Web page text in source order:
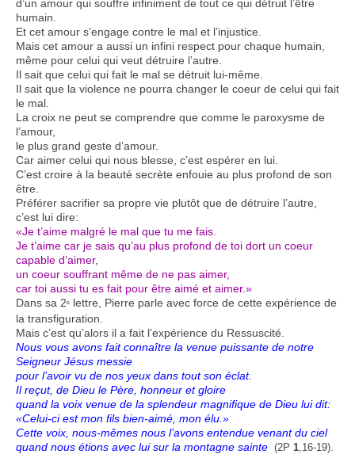
d’un amour qui souffre infiniment de tout ce qui détruit l’être
humain.
Et cet amour s’engage contre le mal et l’injustice.
Mais cet amour a aussi un infini respect pour chaque humain,
même pour celui qui veut détruire l’autre.
Il sait que celui qui fait le mal se détruit lui-même.
Il sait que la violence ne pourra changer le coeur de celui qui fait
le mal.
La croix ne peut se comprendre que comme le paroxysme de
l’amour,
le plus grand geste d’amour.
Car aimer celui qui nous blesse, c’est espérer en lui.
C’est croire à la beauté secrète enfouie au plus profond de son
être.
Préférer sacrifier sa propre vie plutôt que de détruire l’autre,
c’est lui dire:
«Je t’aime malgré le mal que tu me fais.
Je t’aime car je sais qu’au plus profond de toi dort un coeur
capable d’aimer,
un coeur souffrant même de ne pas aimer,
car toi aussi tu es fait pour être aimé et aimer.»
Dans sa 2e
lettre, Pierre parle avec force de cette expérience de
la transfiguration.
Mais c’est qu’alors il a fait l’expérience du Ressuscité.
Nous vous avons fait connaître la venue puissante de notre
Seigneur Jésus messie
pour l’avoir vu de nos yeux dans tout son éclat.
Il reçut, de Dieu le Père, honneur et gloire
quand la voix venue de la splendeur magnifique de Dieu lui dit:
«Celui-ci est mon fils bien-aimé, mon élu.»
Cette voix, nous-mêmes nous l’avons entendue venant du ciel
quand nous étions avec lui sur la montagne sainte (2P 1 ,16-19)